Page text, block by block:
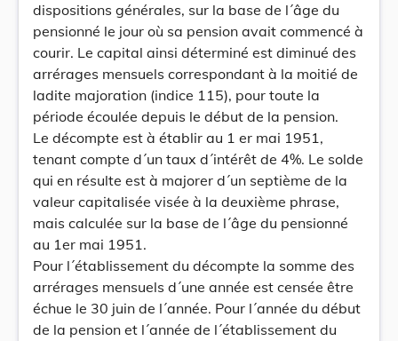
dispositions générales, sur la base de l´âge du
pensionné le jour où sa pension avait commencé à
courir. Le capital ainsi déterminé est diminué des
arrérages mensuels correspondant à la moitié de
ladite majoration (indice 115), pour toute la
période écoulée depuis le début de la pension.
Le décompte est à établir au 1 er mai 1951,
tenant compte d´un taux d´intérêt de 4%. Le solde
qui en résulte est à majorer d´un septième de la
valeur capitalisée visée à la deuxième phrase,
mais calculée sur la base de l´âge du pensionné
au 1er mai 1951.
Pour l´établissement du décompte la somme des
arrérages mensuels d´une année est censée être
échue le 30 juin de l´année. Pour l´année du début
de la pension et l´année de l´établissement du